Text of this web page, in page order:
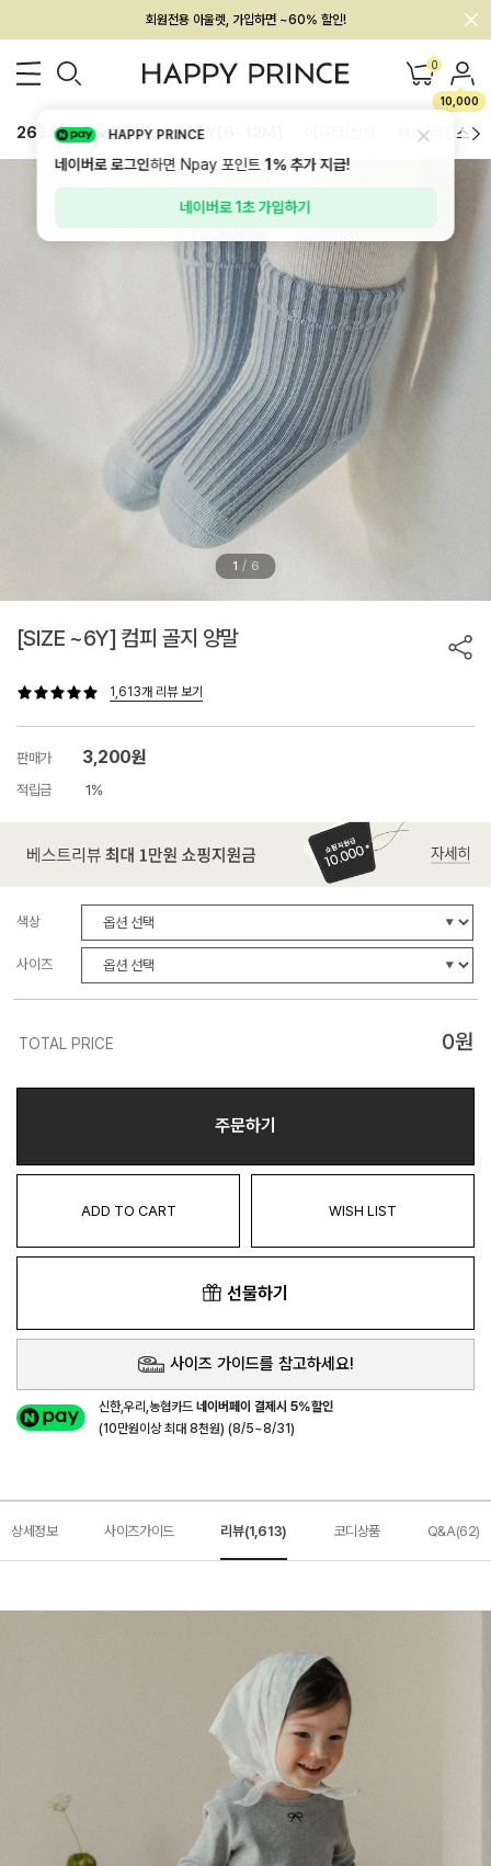
회원전용 아울렛, 가입하면 ~60% 할인!
멤버십 최대 28,000원 혜택 0
10,000
26SS 신상 BEST BABY[6~12M] 하의/레깅스
1 / 6
[SIZE ~6Y] 컴피 골지 양말
1,613개 리뷰 보기
판매가 3,200원
적립금 1%
색상
사이즈
TOTAL PRICE 0원
주문하기
ADD TO CART WISH LIST
선물하기
사이즈 가이드를 참고하세요!
신한,우리,농협카드네이버페이 결제시 5%할인
(10만원이상 최대 8천원) (8/5~8/31)
상세정보 사이즈가이드 리뷰(1,613) 코디상품 Q&A(62)
HAPPY PRINCE
네이버로 로그인하면 Npay 포인트1%추가 지급!
네이버로 1초 가입하기